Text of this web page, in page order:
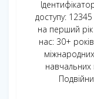
доступу:
на перший
нас: 30+
навчальних